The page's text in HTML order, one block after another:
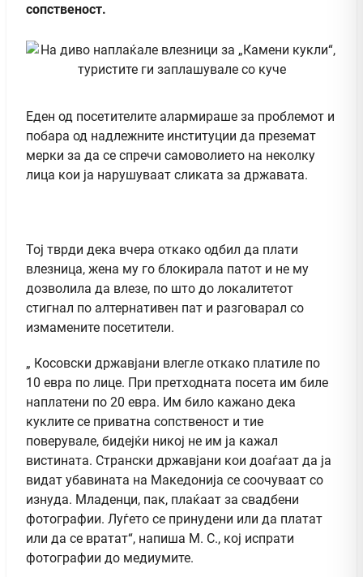
сопственост.
Еден од посетителите алармираше за проблемот и
побара од надлежните институции да преземат
мерки за да се спречи самоволието на неколку
лица кои ја нарушуваат сликата за државата.
Тој тврди дека вчера откако одбил да плати
влезница, жена му го блокирала патот и не му
дозволила да влезе, по што до локалитетот
стигнал по алтернативен пат и разговарал со
измамените посетители.
„ Косовски државјани влегле откако платиле по
10 евра по лице. При претходната посета им биле
наплатени по 20 евра. Им било кажано дека
куклите се приватна сопственост и тие
поверувале, бидејќи никој не им ја кажал
вистината. Странски државјани кои доаѓаат да ја
видат убавината на Македонија се соочуваат со
изнуда. Младенци, пак, плаќаат за свадбени
фотографии. Луѓето се принудени или да платат
или да се вратат“, напиша М. С., кој испрати
фотографии до медиумите.